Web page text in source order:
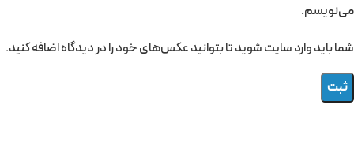
می‌نویسم.
شما باید وارد سایت شوید تا بتوانید عکس‌های خود را در دیدگاه اضافه کنید.